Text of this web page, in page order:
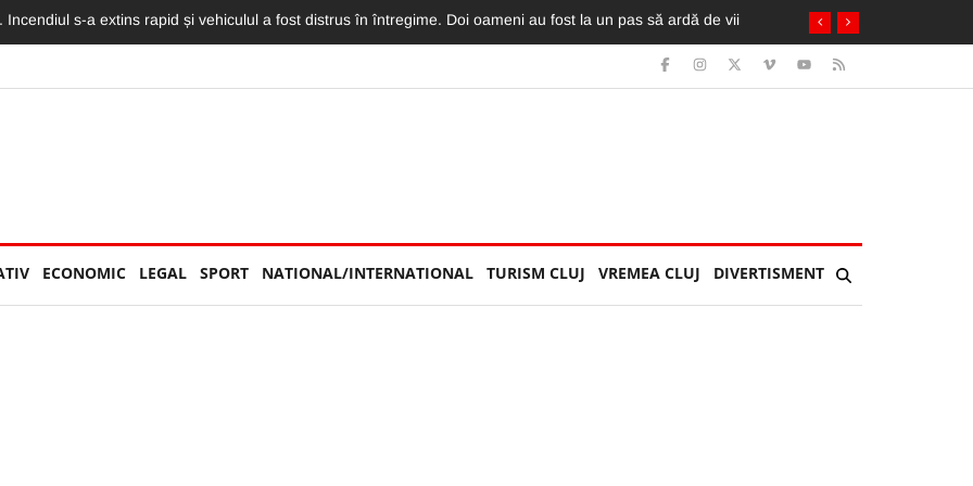
Pasagera din taxiul implicat în impactul cu o mașină a fost rănită. A fost extrasă de pompieri din taxi
ECONOMIC LEGAL SPORT NATIONAL/INTERNATIONAL TURISM CLUJ VREMEA CLUJ DIVERTISMENT